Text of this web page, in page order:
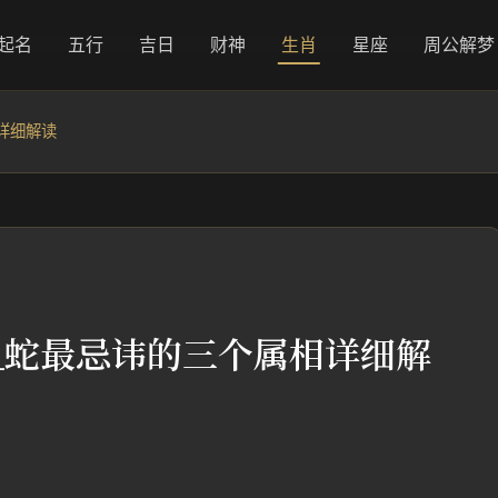
名 五行 吉日 财神 生肖 星座 周公解梦
细解读
最忌讳的三个属相详细解